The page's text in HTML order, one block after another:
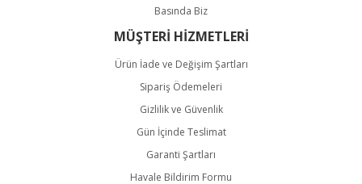
Basında Biz
MÜŞTERİ HİZMETLERİ
Ürün İade ve Değişim Şartları
Sipariş Ödemeleri
Gizlilik ve Güvenlik
Gün İçinde Teslimat
Garanti Şartları
Havale Bildirim Formu